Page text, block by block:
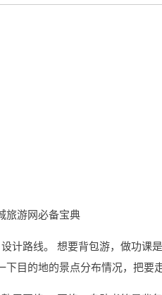
旅游网必备宝典
设计路线。 想要背包游，做功课
下目的地的景点分布情况，把要